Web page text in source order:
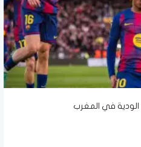
الودية في المغرب